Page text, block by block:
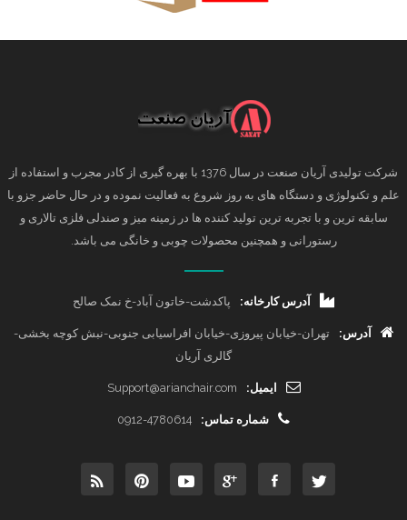
شرکت تولیدی آریان صنعت در سال 1376 با بهره گیری از کادر مجرب و استفاده از
علم و تکنولوژی و دستگاه های به روز شروع به فعالیت نموده و در حال حاضر جزو با
سابقه ترین و با تجربه ترین تولید کننده ها در زمینه میز و صندلی فلزی تالاری و
رستورانی و همچنین محصولات چوبی و خانگی می باشد.
آدرس کارخانه: پاکدشت-خاتون آباد-خ نمک صالح
آدرس:
تهران-خیابان پیروزی-خیابان افراسیابی جنوبی-نبش کوچه بخشی-
گالری آریان
ایمیل: Support@arianchair.com
شماره تماس: 0912-4780614